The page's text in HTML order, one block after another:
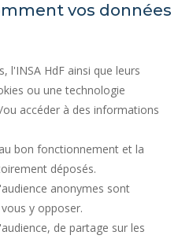
vos données
l'INSA HdF ainsi que leurs
ou une technologie
accéder à des informations
bon fonctionnement et la
déposés.
anonymes sont
y opposer.
de partage sur les